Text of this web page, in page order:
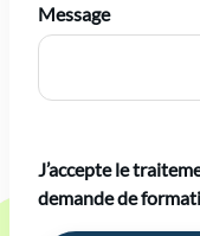
Message
J’accepte le
demande de